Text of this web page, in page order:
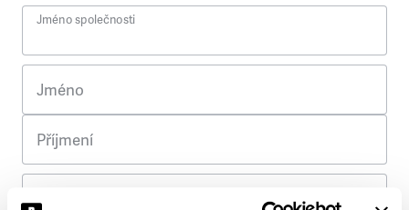
Jméno společnosti
Jméno
Příjmení
Ulice